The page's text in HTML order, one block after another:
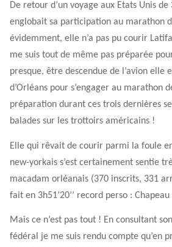
De retour d’un voyage aux Etats Unis de
englobait sa participation au marathon
évidemment, elle n’a pas pu courir
me suis tout de même pas préparée
presque, être descendue de l’avion elle
d’Orléans pour s’engager au marathon
préparation durant ces trois dernières
balades sur les trottoirs américains !
Elle qui rêvait de courir parmi la foule
new-yorkais s’est certainement sentie
macadam orléanais (370 inscrits, 331
fait en 3h51’20’’ record perso :
Mais ce n’est pas tout ! En consultant
fédéral je me suis rendu compte qu’en